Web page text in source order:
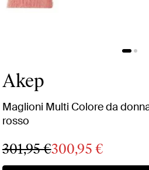
Akep
Maglioni Multi Colore da
rosso
301,95 €300,95 €